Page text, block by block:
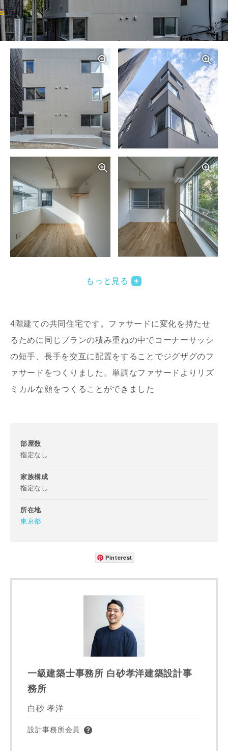
写真を拡大する
写真を拡大する
写真を拡大する
もっと見る
4階建ての共同住宅です。ファサードに変化を持たせ
るために同じプランの積み重ねの中でコーナーサッシ
の短手、長手を交互に配置をすることでジグザグのフ
ァサードをつくりました。単調なファサードよりリズ
ミカルな顔をつくることができました
部屋数
指定なし
家族構成
指定なし
所在地
東京都
Pinterest
一級建築士事務所 白砂孝洋建築設計事
務所
白砂 孝洋
設計事務所会員
ご住所
郵便番号